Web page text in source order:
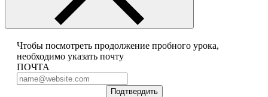
Чтобы посмотреть продолжение пробного урока,
необходимо указать почту
ПОЧТА
Подтвердить